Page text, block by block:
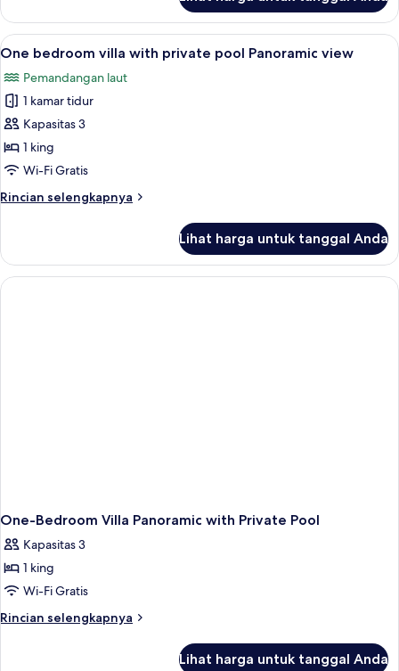
kolam
renang
pribadi
Vila,
kamar
kolam
renang
Lihat
semua
foto
untuk
One
bedroom
villa
private
view
Brankas, tirai kedap cahaya, kedap
8
One bedroom villa with private pool Panoramic view
Pemandangan laut
1 kamar tidur
Kapasitas 3
1 king
Wi-Fi Gratis
Rincian selengkapnya
Rincian
One
bedroom
villa
Lihat harga untuk tanggal Anda
One-Bedroom Villa Panoramic with Private Pool
Kapasitas 3
1 king
Wi-Fi Gratis
Rincian selengkapnya
Rincian
Lihat harga untuk tanggal Anda